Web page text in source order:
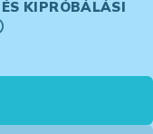
KIPRÓBÁLÁSI